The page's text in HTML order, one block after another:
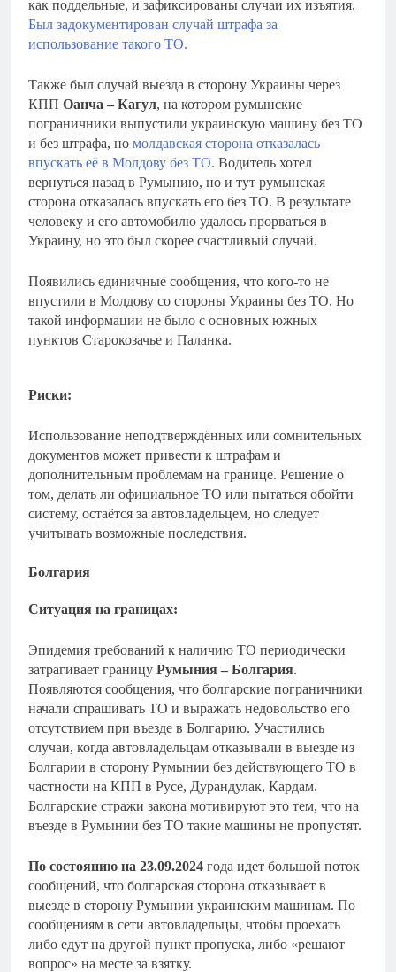
как поддельные, и зафиксированы случаи их изъятия.
Был задокументирован случай штрафа за
использование такого ТО.
Также был случай выезда в сторону Украины через
КПП Оанча – Кагул, на котором румынские
пограничники выпустили украинскую машину без ТО
и без штрафа, но молдавская сторона отказалась
впускать её в Молдову без ТО. Водитель хотел
вернуться назад в Румынию, но и тут румынская
сторона отказалась впускать его без ТО. В результате
человеку и его автомобилю удалось прорваться в
Украину, но это был скорее счастливый случай.
Появились единичные сообщения, что кого-то не
впустили в Молдову со стороны Украины без ТО. Но
такой информации не было с основных южных
пунктов Старокозачье и Паланка.
Риски:
Использование неподтверждённых или сомнительных
документов может привести к штрафам и
дополнительным проблемам на границе. Решение о
том, делать ли официальное ТО или пытаться обойти
систему, остаётся за автовладельцем, но следует
учитывать возможные последствия.
Болгария
Ситуация на границах:
Эпидемия требований к наличию ТО периодически
затрагивает границу Румыния – Болгария.
Появляются сообщения, что болгарские пограничники
начали спрашивать ТО и выражать недовольство его
отсутствием при въезде в Болгарию. Участились
случаи, когда автовладельцам отказывали в выезде из
Болгарии в сторону Румынии без действующего ТО в
частности на КПП в Русе, Дурандулак, Кардам.
Болгарские стражи закона мотивируют это тем, что на
въезде в Румынии без ТО такие машины не пропустят.
По состоянию на 23.09.2024 года идет большой поток
сообщений, что болгарская сторона отказывает в
выезде в сторону Румынии украинским машинам. По
сообщениям в сети автовладельцы, чтобы проехать
либо едут на другой пункт пропуска, либо «решают
вопрос» на месте за взятку.